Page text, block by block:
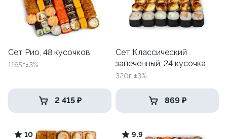
Сет Рио, 48 кусочков
1165г±3%
2 415 ₽
Сет Классический
запеченный, 24 кусочка
320г ±3%
869 ₽
10 9.9